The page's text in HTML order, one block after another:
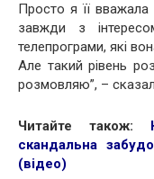
Просто я її
завжди з
телепрограми, які
Але такий рівень
розмовляю”, –
Читайте також:
скандальна
(відео)